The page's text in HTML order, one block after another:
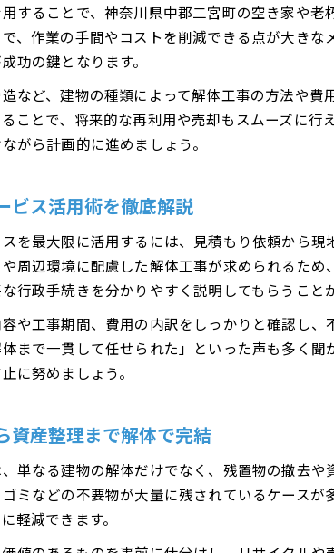
することで、神奈川県中郡二宮町の空き家や
、作業の手間やコストを削減できる点が大き
功の鍵となります。
など、建物の種類によって解体工事の方法や
ことで、将来的な再利用や売却もスムーズに
がら計画的に進めましょう。
ビス活用術を徹底解説
を最大限に活用するには、見積もり依頼から
周辺環境に配慮した解体工事が求められるた
行政手続きを分かりやすく説明してもらうこと
や工事期間、費用の内訳をしっかりと確認し
まで一貫して任せられた」といった声も多く
に努めましょう。
資産整理まで解体で完結
単なる建物の解体だけでなく、残置物の撤去
ミなどの不要物が大量に残されているケース
軽減できます。